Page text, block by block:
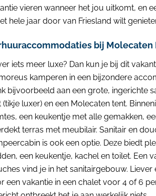
vieren wanneer het jou uitkomt, en
hele jaar door van Friesland wilt
bij Molecaten
iets meer luxe? Dan kun je bij dit
kamperen in een bijzondere
bijvoorbeeld aan een grote, ingerichte
(tikje luxer) en een Molecaten tent.
een keukentje met alle gemakken,
terras met meubilair. Sanitair en
is ook een optie. Deze biedt
een keukentje, kachel en toilet. Een
vind je in het sanitairgebouw.
een vakantie in een chalet voor 4 of 6